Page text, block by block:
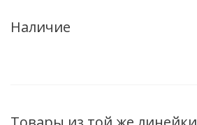
Наличие